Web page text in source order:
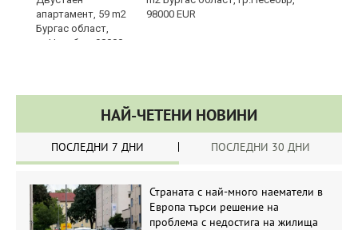
98000 EUR
НАЙ-ЧЕТЕНИ НОВИНИ
ПОСЛЕДНИ 7 ДНИ ПОСЛЕДНИ 30 ДНИ
Страната с най-много наематели в
Европа търси решение на
проблема с недостига на жилища